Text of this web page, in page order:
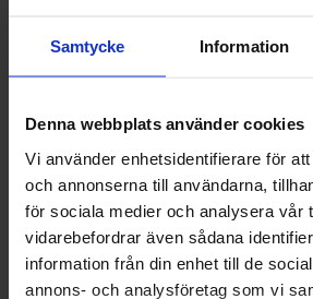
Samtycke Information
Denna webbplats använder cookies
Vi använder enhetsidentifierare för
och annonserna till användarna,
för sociala medier och analysera vår
vidarebefordrar även sådana
information från din enhet till de
annons- och analysföretag som vi
Andre kunne